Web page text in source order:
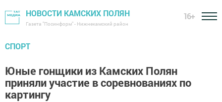
НОВОСТИ КАМСКИХ ПОЛЯН
Газета "Посинформ" - Нижнекамский район
16+
СПОРТ
Юные гонщики из Камских Полян
приняли участие в соревнованиях по
картингу